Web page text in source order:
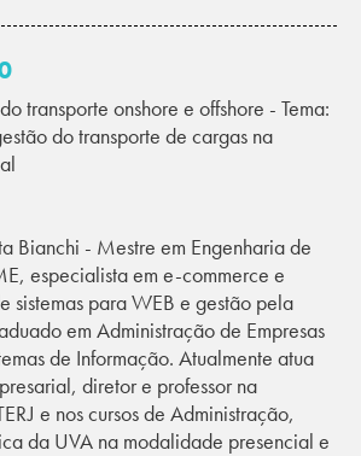
transporte onshore e offshore - Tema:
do transporte de cargas na
Bianchi - Mestre em Engenharia de
especialista em e-commerce e
sistemas para WEB e gestão pela
em Administração de Empresas
de Informação. Atualmente atua
diretor e professor na
e nos cursos de Administração,
da UVA na modalidade presencial e